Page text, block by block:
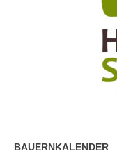
BAUERNKALENDER